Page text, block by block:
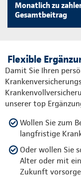
Monatlich zu
Gesamtbeitrag
Flexible
Damit Sie Ihren
unserer top
Wollen Sie zum
langfristige
Oder wollen Sie
Alter oder mit
Zukunft